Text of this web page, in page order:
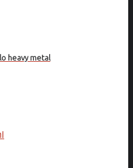
heavy metal